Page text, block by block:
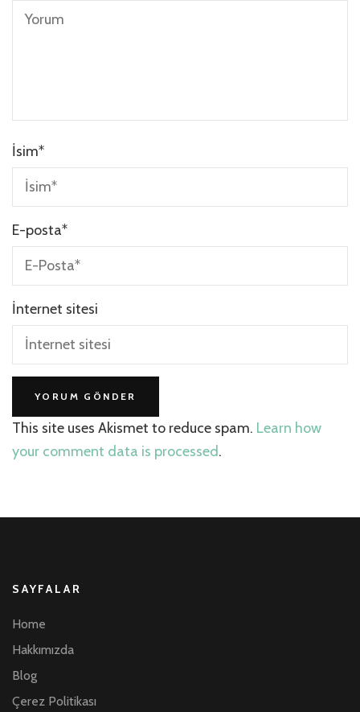
İsim*
E-posta*
İnternet sitesi
This site uses Akismet to reduce spam. Learn how
your comment data is processed.
SAYFALAR
Home
Hakkımızda
Blog
Çerez Politikası